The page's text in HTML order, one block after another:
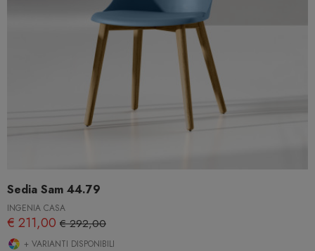
Sedia Sam 44.79
INGENIA CASA
€ 211,00 € 292,00
+ VARIANTI DISPONIBILI